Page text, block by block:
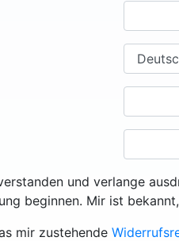
und verlange
beginnen. Mir ist
mir zustehende